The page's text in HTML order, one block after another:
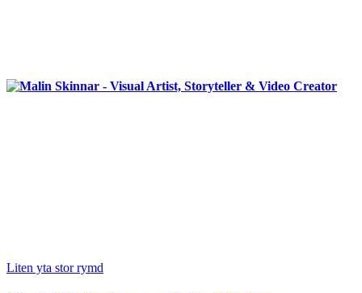
Liten yta stor rymd